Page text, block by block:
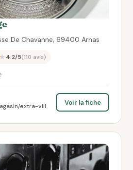
De Chavanne, 69400 Arnas
4.2/5(110 avis)
extra-vill
Voir la fiche